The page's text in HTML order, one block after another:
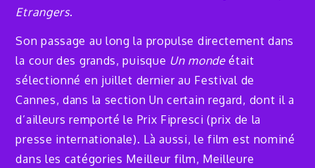
Etrangers.
Son passage au long la propulse directement dans
la cour des grands, puisque Un mondeétait
sélectionné en juillet dernier au Festival de
Cannes, dans la section Un certain regard, dont il a
d’ailleurs remporté le Prix Fipresci (prix de la
presse internationale). Là aussi, le film est nominé
dans les catégories Meilleur film, Meilleure